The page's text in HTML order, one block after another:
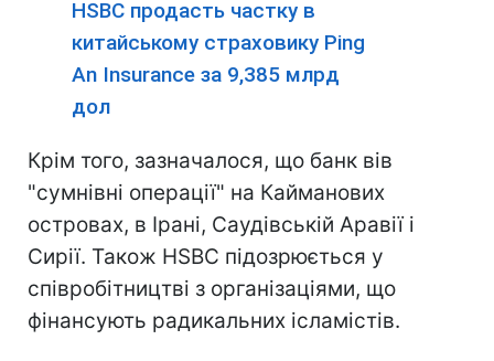
HSBC продасть частку в
китайському страховику Ping
An Insurance за 9,385 млрд
дол
Крім того, зазначалося, що банк вів
"сумнівні операції" на Кайманових
островах, в Ірані, Саудівській Аравії і
Сирії. Також HSBC підозрюється у
співробітництві з організаціями, що
фінансують радикальних ісламістів.